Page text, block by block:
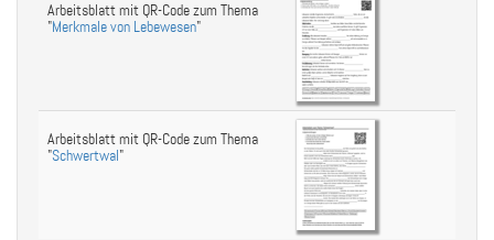
Arbeitsblatt mit QR-Code zum Thema
"Merkmale von Lebewesen"
Arbeitsblatt mit QR-Code zum Thema
"Schwertwal"